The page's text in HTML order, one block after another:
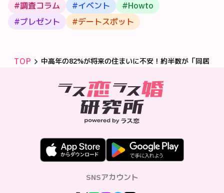
#調査コラム #イベント #Howto
#プレゼント #デートスポット
TOP 中高年の82%が将来の住まいに不安！約半数が「同居
SNSアカウント